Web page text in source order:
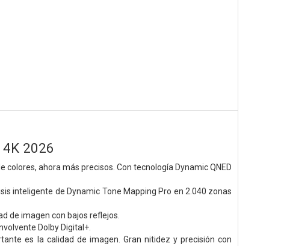
4K 2026
colores, ahora más precisos. Con tecnología Dynamic QNED
inteligente de Dynamic Tone Mapping Pro en 2.040 zonas
de imagen con bajos reflejos.
Dolby Digital+.
es la calidad de imagen. Gran nitidez y precisión con